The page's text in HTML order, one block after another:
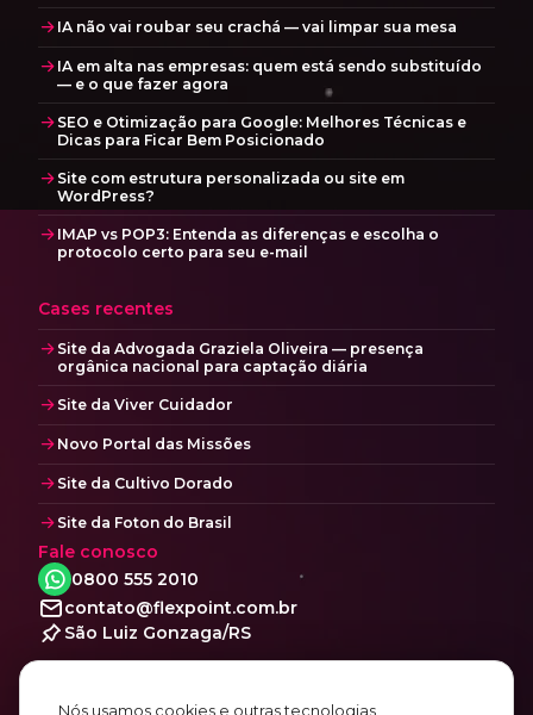
IA não vai roubar seu crachá — vai limpar sua mesa
IA em alta nas empresas: quem está sendo substituído
— e o que fazer agora
SEO e Otimização para Google: Melhores Técnicas e
Dicas para Ficar Bem Posicionado
Site com estrutura personalizada ou site em
WordPress?
IMAP vs POP3: Entenda as diferenças e escolha o
protocolo certo para seu e-mail
Cases recentes
Site da Advogada Graziela Oliveira — presença
orgânica nacional para captação diária
Site da Viver Cuidador
Novo Portal das Missões
Site da Cultivo Dorado
Site da Foton do Brasil
Fale conosco
0800 555 2010
contato@flexpoint.com.br
São Luiz Gonzaga/RS
Facebook
Nós usamos cookies e outras tecnologias